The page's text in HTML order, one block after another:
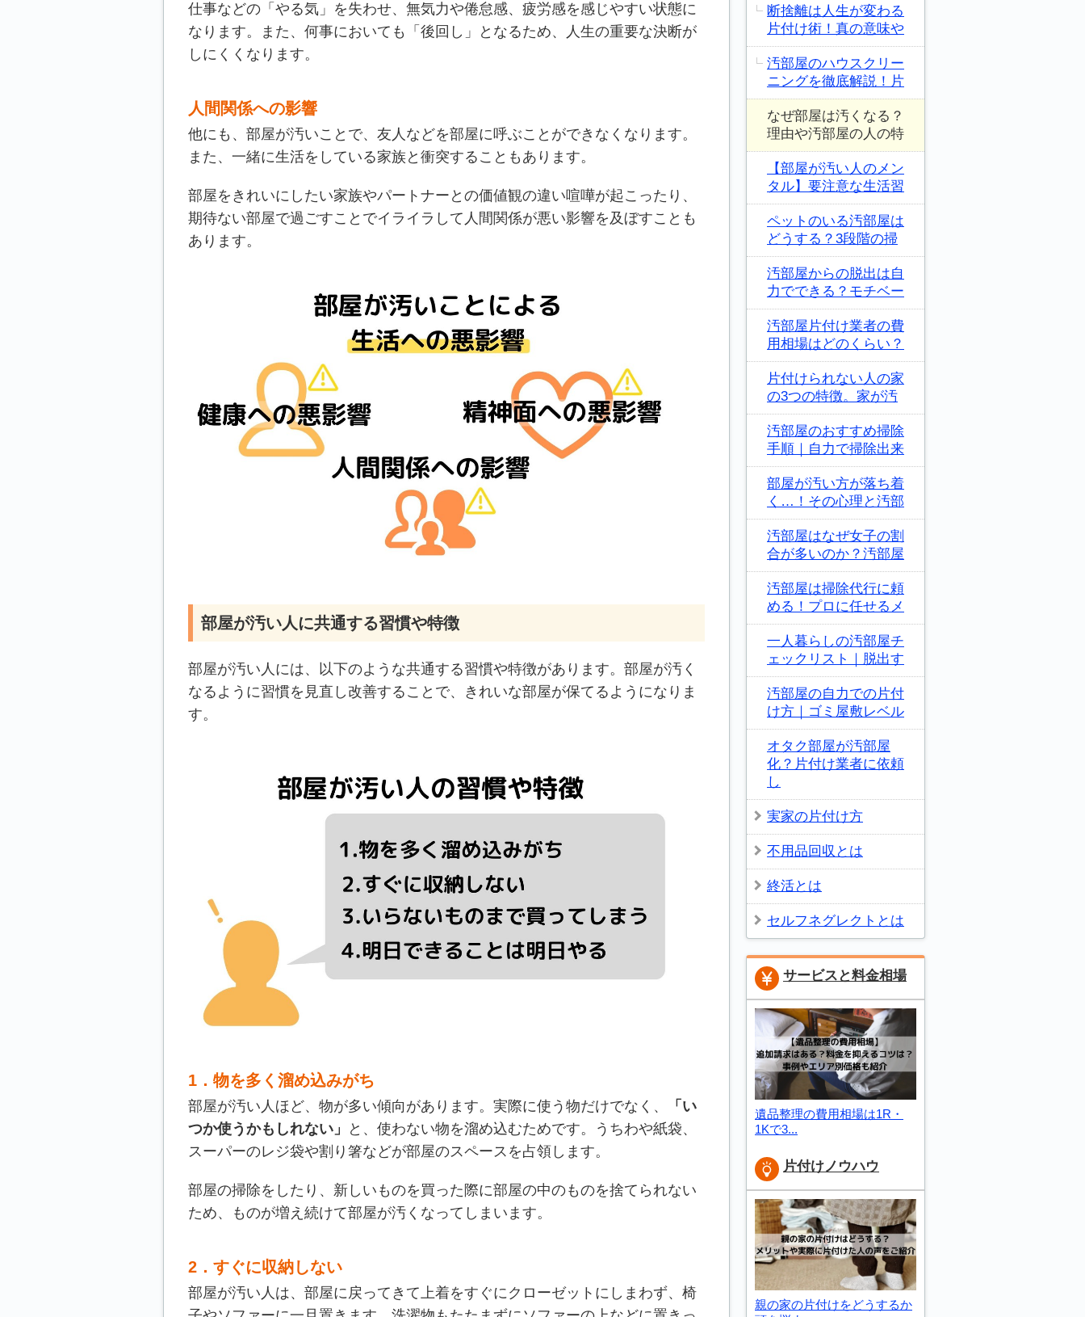
仕事などの「やる気」を失わせ、無気力や倦怠感、疲労感を感じやすい状態に
なります。また、何事においても「後回し」となるため、人生の重要な決断が
しにくくなります。
人間関係への影響
他にも、部屋が汚いことで、友人などを部屋に呼ぶことができなくなります。
また、一緒に生活をしている家族と衝突することもあります。
部屋をきれいにしたい家族やパートナーとの価値観の違い喧嘩が起こったり、
期待ない部屋で過ごすことでイライラして人間関係が悪い影響を及ぼすことも
あります。
部屋が汚い人に共通する習慣や特徴
部屋が汚い人には、以下のような共通する習慣や特徴があります。部屋が汚く
なるように習慣を見直し改善することで、きれいな部屋が保てるようになりま
す。
1．物を多く溜め込みがち
部屋が汚い人ほど、物が多い傾向があります。実際に使う物だけでなく、
「い
つか使うかもしれない」
と、使わない物を溜め込むためです。うちわや紙袋、
スーパーのレジ袋や割り箸などが部屋のスペースを占領します。
部屋の掃除をしたり、新しいものを買った際に部屋の中のものを捨てられない
ため、ものが増え続けて部屋が汚くなってしまいます。
2．すぐに収納しない
部屋が汚い人は、部屋に戻ってきて上着をすぐにクローゼットにしまわず、椅
断捨離は人生が変わる
片付け術！真の意味や
汚部屋のハウスクリー
ニングを徹底解説！片
なぜ部屋は汚くなる？
理由や汚部屋の人の特
【部屋が汚い人のメン
タル】要注意な生活習
ペットのいる汚部屋は
どうする？3段階の掃
汚部屋からの脱出は自
力でできる？モチベー
汚部屋片付け業者の費
用相場はどのくらい？
片付けられない人の家
の3つの特徴。家が汚
汚部屋のおすすめ掃除
手順｜自力で掃除出来
部屋が汚い方が落ち着
く…！その心理と汚部
汚部屋はなぜ女子の割
合が多いのか？汚部屋
汚部屋は掃除代行に頼
める！プロに任せるメ
一人暮らしの汚部屋チ
ェックリスト｜脱出す
汚部屋の自力での片付
け方｜ゴミ屋敷レベル
オタク部屋が汚部屋
化？片付け業者に依頼
し
実家の片付け方
不用品回収とは
終活とは
セルフネグレクトとは
サービスと料金相場
遺品整理の費用相場は1R・
1Kで3...
片付けノウハウ
親の家の片付けをどうするか